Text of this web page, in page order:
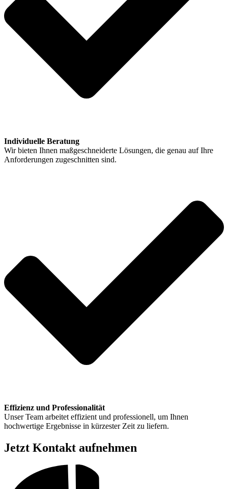
Individuelle Beratung
Wir bieten Ihnen maßgeschneiderte Lösungen, die genau auf Ihre
Anforderungen zugeschnitten sind.
Effizienz und Professionalität
Unser Team arbeitet effizient und professionell, um Ihnen
hochwertige Ergebnisse in kürzester Zeit zu liefern.
Jetzt Kontakt aufnehmen